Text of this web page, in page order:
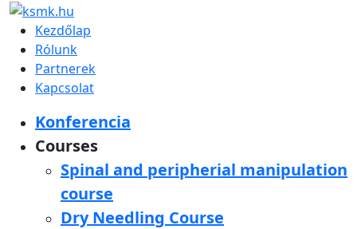
Kezdőlap
Rólunk
Partnerek
Kapcsolat
Konferencia
Courses
Spinal and peripherial manipulation
course
Dry Needling Course